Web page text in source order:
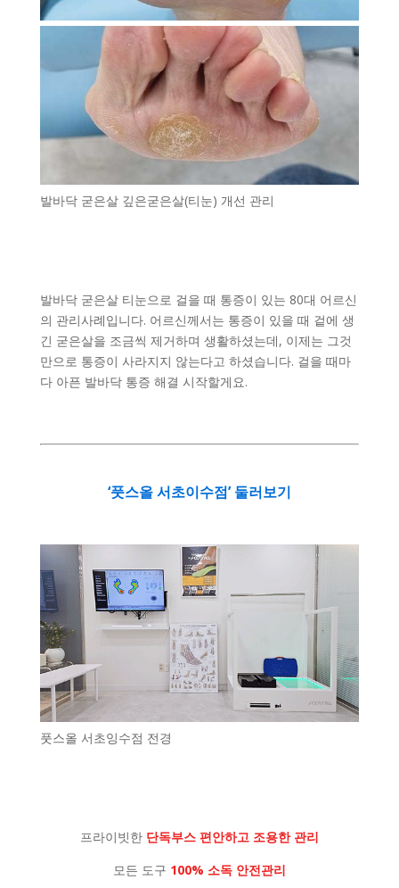
발바닥 굳은살 깊은굳은살(티눈) 개선 관리
발바닥 굳은살 티눈으로 걸을 때 통증이 있는 80대 어르신
의 관리사례입니다. 어르신께서는 통증이 있을 때 겉에 생
긴 굳은살을 조금씩 제거하며 생활하셨는데, 이제는 그것
만으로 통증이 사라지지 않는다고 하셨습니다. 걸을 때마
다 아픈 발바닥 통증 해결 시작할게요.
‘풋스올 서초이수점’ 둘러보기
풋스올 서초잉수점 전경
프라이빗한 단독부스 편안하고 조용한 관리
모든 도구 100% 소독 안전관리